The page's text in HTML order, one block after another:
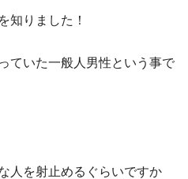
知りました！
ていた一般人男性という事で
人を射止めるぐらいですか